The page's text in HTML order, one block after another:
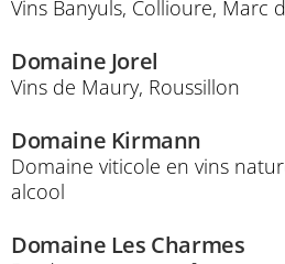
Vins Banyuls, Collioure, Marc
Domaine Jorel
Vins de Maury, Roussillon
Domaine Kirmann
Domaine viticole en vins
alcool
Domaine Les Charmes